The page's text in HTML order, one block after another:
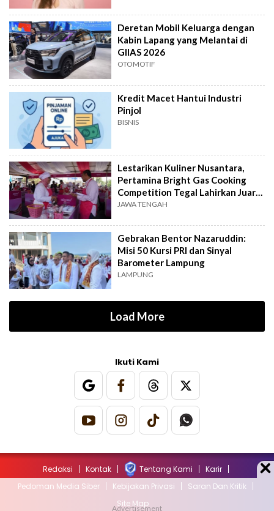
Deretan Mobil Keluarga dengan
Kabin Lapang yang Melantai di
GIIAS 2026
OTOMOTIF
Kredit Macet Hantui Industri
Pinjol
BISNIS
Lestarikan Kuliner Nusantara,
Pertamina Bright Gas Cooking
Competition Tegal Lahirkan Juara
Baru
JAWA TENGAH
Gebrakan Bentor Nazaruddin:
Misi 50 Kursi PRI dan Sinyal
Barometer Lampung
LAMPUNG
Load More
Ikuti Kami
Redaksi Kontak Tentang Kami
Karir
Pedoman Media Siber
Kebijakan Privasi
Saran Dan Kritik
Site Map